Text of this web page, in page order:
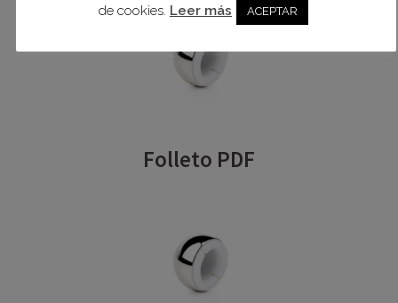
Folleto PDF
de cookies. Leer más ACEPTAR